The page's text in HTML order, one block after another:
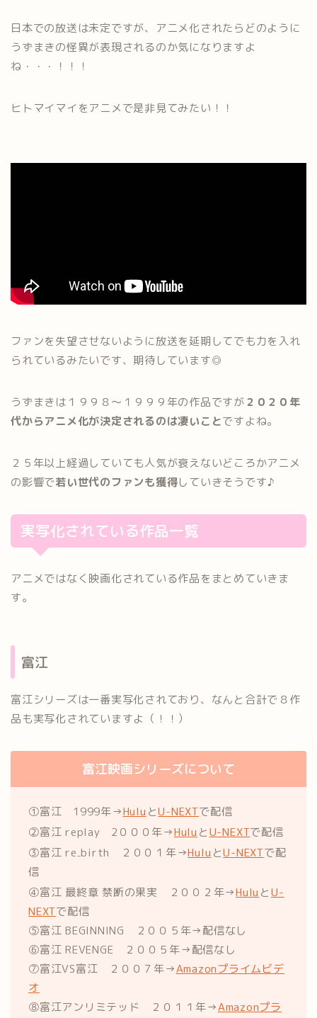
日本での放送は未定ですが、アニメ化されたらどのように
うずまきの怪異が表現されるのか気になりますよ
ね・・・！！！
ヒトマイマイをアニメで是非見てみたい！！
ファンを失望させないように放送を延期してでも力を入れ
られているみたいです、期待しています◎
うずまきは１９９８〜１９９９年の作品ですが２０２０年
代からアニメ化が決定されるのは凄いことですよね。
２５年以上経過していても人気が衰えないどころかアニメ
の影響で若い世代のファンも獲得していきそうです♪
実写化されている作品一覧
アニメではなく映画化されている作品をまとめていきま
す。
富江
富江シリーズは一番実写化されており、なんと合計で８作
品も実写化されていますよ（！！）
富江映画シリーズについて
①富江 1999年→Hulu とU-NEXTで配信
②富江 replay 2０００年→Hulu とU-NEXTで配信
③富江 re₋birth ２００１年→Hulu とU-NEXTで配
信
④富江 最終章 禁断の果実 ２００２年→Hulu とU-
NEXTで配信
⑤富江 BEGINNING ２００５年→配信なし
⑥富江 REVENGE ２００５年→配信なし
⑦富江VS富江 ２００７年→Amazonプライムビデ
オ
⑧富江アンリミテッド ２０１１年→Amazonプラ